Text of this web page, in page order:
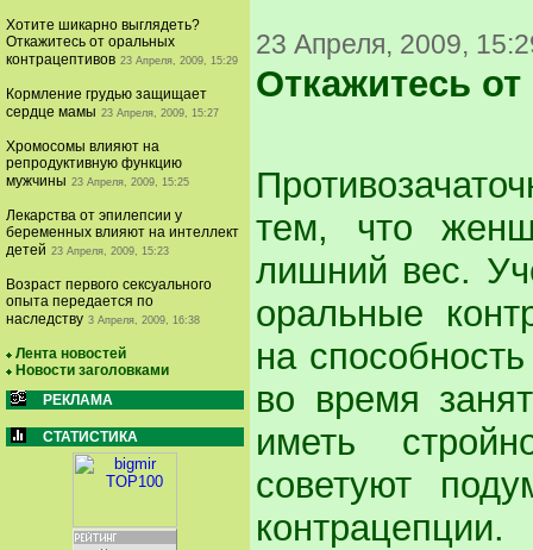
Хотите шикарно выглядеть?
Откажитесь от оральных
контрацептивов 23 Апреля, 2009, 15:29
Кормление грудью защищает
сердце мамы 23 Апреля, 2009, 15:27
Хромосомы влияют на
репродуктивную функцию
мужчины 23 Апреля, 2009, 15:25
Лекарства от эпилепсии у
беременных влияют на интеллект
детей 23 Апреля, 2009, 15:23
Возраст первого сексуального
опыта передается по
наследству 3 Апреля, 2009, 16:38
Лента новостей
Новости заголовками
РЕКЛАМА
СТАТИСТИКА
23 Апреля, 2009,
Откажитесь
тем, что
лишний вес.
оральные
на
во время
иметь
советуют
контрацепции.